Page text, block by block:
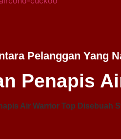
Pelanggan Yang
Penapis
Air Warrior Top Disebuah